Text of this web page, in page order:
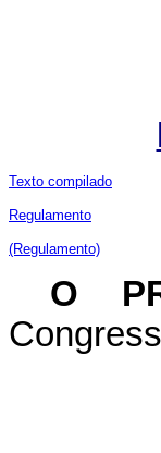
Texto compilado
Regulamento
(Regulamento)
O